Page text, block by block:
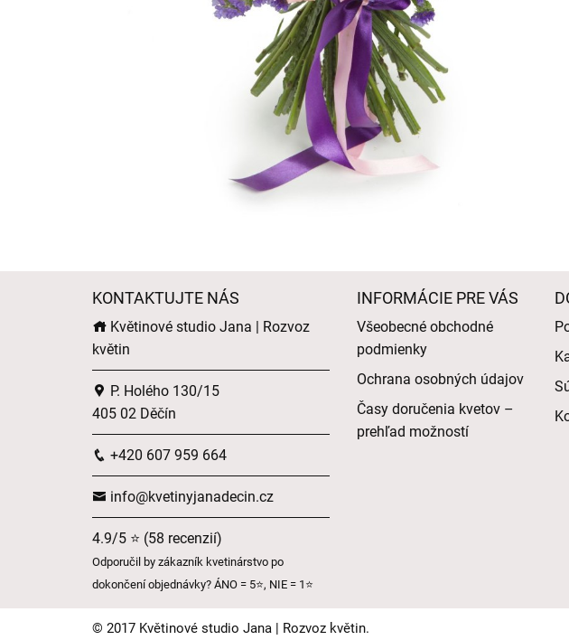
KONTAKTUJTE NÁS
Květinové studio Jana | Rozvoz
květin
P. Holého 130/15
405 02 Děčín
+420 607 959 664
info@kvetinyjanadecin.cz
4.9/5 ⭐ (58 recenzií)
Odporučil by zákazník kvetinárstvo po
dokončení objednávky? ÁNO = 5⭐, NIE = 1⭐
INFORMÁCIE PRE VÁS
Všeobecné obchodné
podmienky
Ochrana osobných údajov
Časy doručenia kvetov –
prehľad možností
© 2017 Květinové studio Jana | Rozvoz květin.